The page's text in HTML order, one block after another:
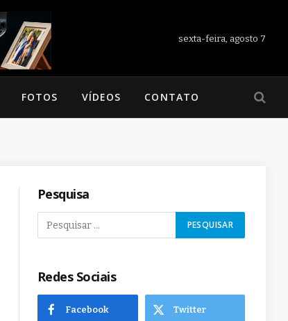
sexta-feira, agosto 7
FOTOS VÍDEOS CONTATO
Pesquisa
Redes Sociais
Facebook Twitter